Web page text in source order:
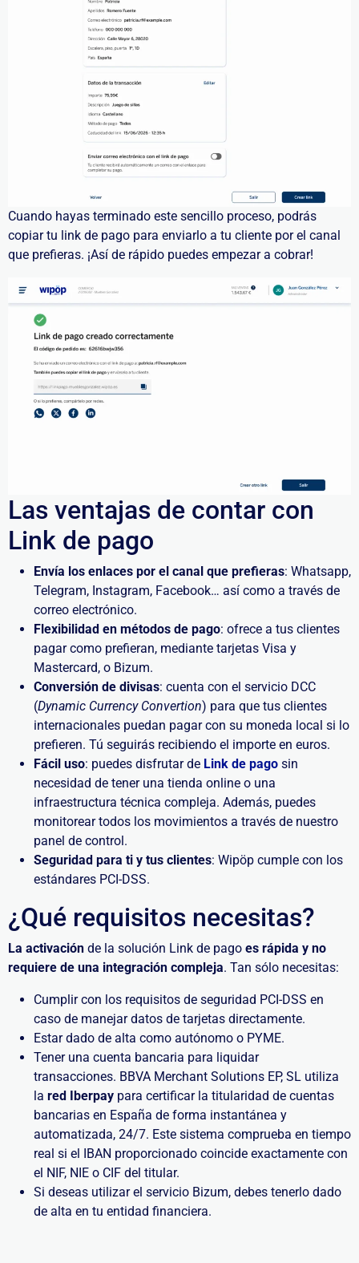
Cuando hayas terminado este sencillo proceso, podrás
copiar tu link de pago para enviarlo a tu cliente por el canal
que prefieras. ¡Así de rápido puedes empezar a cobrar!
Las ventajas de contar con
Link de pago
Envía los enlaces por el canal que prefieras: Whatsapp,
Telegram, Instagram, Facebook… así como a través de
correo electrónico.
Flexibilidad en métodos de pago: ofrece a tus clientes
pagar como prefieran, mediante tarjetas Visa y
Mastercard, o Bizum.
Conversión de divisas: cuenta con el servicio DCC
(Dynamic Currency Convertion) para que tus clientes
internacionales puedan pagar con su moneda local si lo
prefieren. Tú seguirás recibiendo el importe en euros.
Fácil uso: puedes disfrutar de Link de pago sin
necesidad de tener una tienda online o una
infraestructura técnica compleja. Además, puedes
monitorear todos los movimientos a través de nuestro
panel de control.
Seguridad para ti y tus clientes: Wipöp cumple con los
estándares PCI-DSS.
¿Qué requisitos necesitas?
La activación de la solución Link de pago es rápida y no
requiere de una integración compleja. Tan sólo necesitas:
Cumplir con los requisitos de seguridad PCI-DSS en
caso de manejar datos de tarjetas directamente.
Estar dado de alta como autónomo o PYME.
Tener una cuenta bancaria para liquidar
transacciones. BBVA Merchant Solutions EP, SL utiliza
la red Iberpay para certificar la titularidad de cuentas
bancarias en España de forma instantánea y
automatizada, 24/7. Este sistema comprueba en tiempo
real si el IBAN proporcionado coincide exactamente con
el NIF, NIE o CIF del titular.
Si deseas utilizar el servicio Bizum, debes tenerlo dado
de alta en tu entidad financiera.